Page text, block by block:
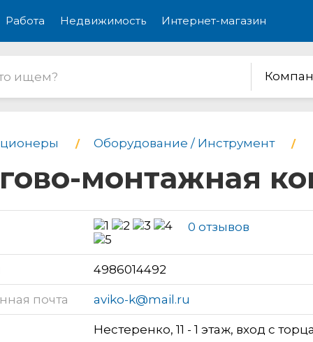
Работа Недвижимость Интернет-магазин
Оборудование / Инструмент
монтажная
0 отзывов
4986014492
почта aviko-k@mail.ru
Нестеренко, 11 - 1 этаж, вход с